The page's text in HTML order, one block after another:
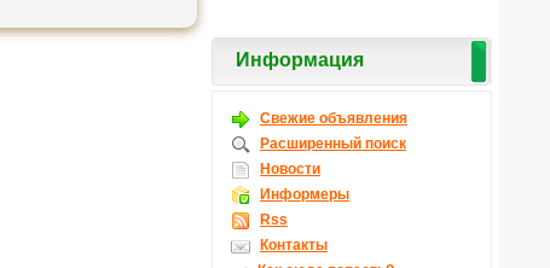
Информация
Свежие объявления
Расширенный поиск
Новости
Информеры
Rss
Контакты